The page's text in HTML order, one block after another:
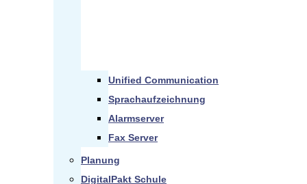
Unified Communication
Sprachaufzeichnung
Alarmserver
Fax Server
Planung
DigitalPakt Schule